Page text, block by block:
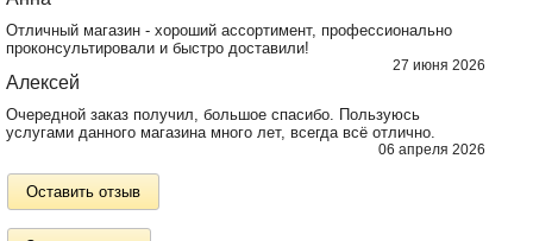
Отличный магазин - хороший ассортимент, профессионально
проконсультировали и быстро доставили!
27 июня 2026
Алексей
Очередной заказ получил, большое спасибо. Пользуюсь
услугами данного магазина много лет, всегда всё отлично.
06 апреля 2026
Оставить отзыв